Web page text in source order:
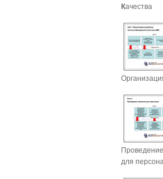
Качества
для